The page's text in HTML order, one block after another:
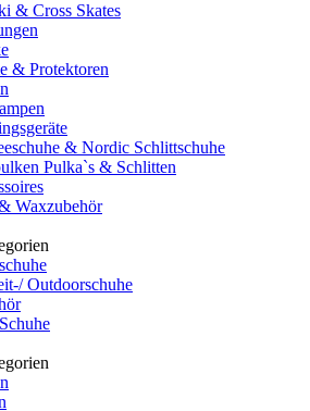
& Cross Skates
& Protektoren
& Nordic Schlittschuhe
Pulka`s & Schlitten
Waxzubehör
Outdoorschuhe